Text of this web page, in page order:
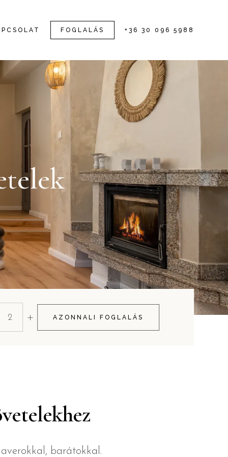
FOGLALÁS +36 30 096 5988
+ AZONNALI FOGLALÁS
barátokkal.